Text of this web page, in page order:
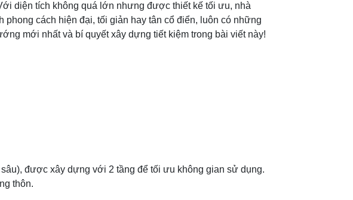
diện tích không quá lớn nhưng được thiết kế tối ưu, nhà
cách hiện đại, tối giản hay tân cổ điển, luôn có những
mới nhất và bí quyết xây dựng tiết kiệm trong bài viết này!
được xây dựng với 2 tầng để tối ưu không gian sử dụng.
thôn.